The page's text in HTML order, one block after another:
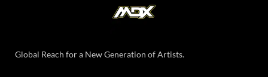
Global Reach for a New Generation of Artists.